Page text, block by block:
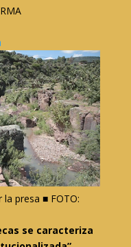
presa ■ FOTO:
se caracteriza